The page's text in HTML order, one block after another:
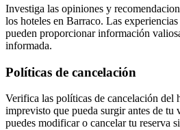
Investiga las opiniones y
los hoteles en Barraco. Las
pueden proporcionar información
informada.
Políticas de cancelación
Verifica las políticas de cancelación del
imprevisto que pueda surgir antes de tu
puedes modificar o cancelar tu reserva